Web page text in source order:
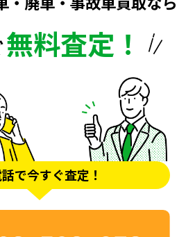
無料査定！
で今すぐ査定！